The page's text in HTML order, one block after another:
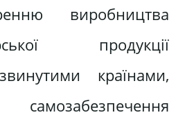
виробництва
продукції
країнами,